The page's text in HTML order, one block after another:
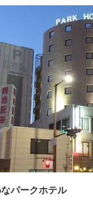
なパークホテル